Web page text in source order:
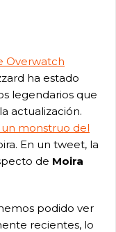
Overwatch
ha estado
legendarios que
actualización.
monstruo del
En un tweet, la
de Moira
podido ver
recientes, lo